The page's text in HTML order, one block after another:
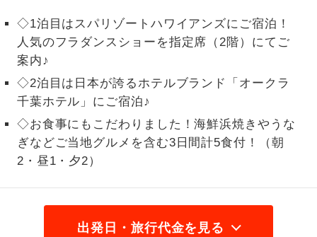
◇1泊目はスパリゾートハワイアンズにご宿泊！
人気のフラダンスショーを指定席（2階）にてご
案内♪
◇2泊目は日本が誇るホテルブランド「オークラ
千葉ホテル」にご宿泊♪
◇お食事にもこだわりました！海鮮浜焼きやうな
ぎなどご当地グルメを含む3日間計5食付！（朝
2・昼1・夕2）
出発日・旅行代金を見る
トラベルイヤ
ホン
周りの音を気にせず、ガイドさんの説明
1名様催行
1名様から出発可能な個人型プランで
す。
2名様催行
2名様から出発可能な個人型プランで
す。
加限定
1名様1室同代
1名様1室利用でも追加料金がかからない